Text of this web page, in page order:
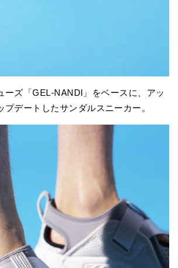
ーズ「GEL-NANDI」をベースに、アッ
プデートしたサンダルスニーカー。